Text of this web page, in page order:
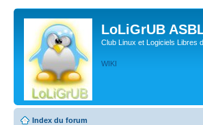
LoLiGrUB
Club Linux et Logiciels Libres
WIKI
Index du forum